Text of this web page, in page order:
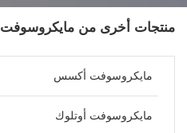
منتجات أخرى من مايكروسوفت
مايكروسوفت أكسس
مايكروسوفت أوتلوك